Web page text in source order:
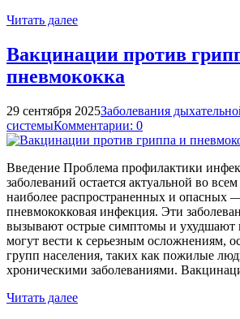
Читать далее
Вакцинации против
пневмококка
29 сентября 2025Заболевания
системыКомментарии: 0
Введение Проблема профилактики
заболеваний остается актуальной во
наиболее распространенных и опасных
пневмококковая инфекция. Эти
вызывают острые симптомы и ухудшают
могут вести к серьезным осложнениям,
групп населения, таких как пожилые
хроническими заболеваниями.
Читать далее